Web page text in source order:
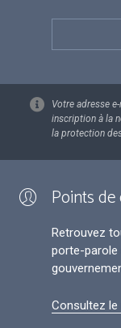
Votre adresse
inscription à la
la protection
Points
Retrouvez
porte-parole
Consultez le